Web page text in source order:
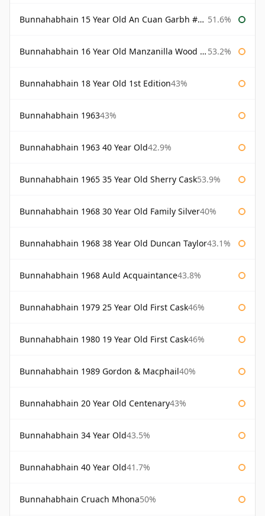
Bunnahabhain 15 Year Old An Cuan Garbh #1 Westering Home Collection 51.6%
Bunnahabhain 16 Year Old Manzanilla Wood Finish 53.2%
Bunnahabhain 18 Year Old 1st Edition43%
Bunnahabhain 196343%
Bunnahabhain 1963 40 Year Old42.9%
Bunnahabhain 1965 35 Year Old Sherry Cask53.9%
Bunnahabhain 1968 30 Year Old Family Silver40%
Bunnahabhain 1968 38 Year Old Duncan Taylor43.1%
Bunnahabhain 1968 Auld Acquaintance43.8%
Bunnahabhain 1979 25 Year Old First Cask46%
Bunnahabhain 1980 19 Year Old First Cask46%
Bunnahabhain 1989 Gordon & Macphail40%
Bunnahabhain 20 Year Old Centenary43%
Bunnahabhain 34 Year Old43.5%
Bunnahabhain 40 Year Old41.7%
Bunnahabhain Cruach Mhona50%